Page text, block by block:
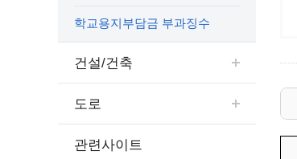
공공시설물 설치 비용 공개
겸직허가 현황
세움터(건축 행정 시스템)
위치안내
상담안내
시민의 소리
학교용지부담금 부과징수
건설/건축
도로
관련사이트